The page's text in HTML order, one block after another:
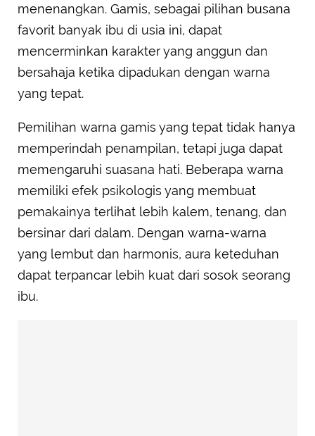
menenangkan. Gamis, sebagai pilihan busana
favorit banyak ibu di usia ini, dapat
mencerminkan karakter yang anggun dan
bersahaja ketika dipadukan dengan warna
yang tepat.
Pemilihan warna gamis yang tepat tidak hanya
memperindah penampilan, tetapi juga dapat
memengaruhi suasana hati. Beberapa warna
memiliki efek psikologis yang membuat
pemakainya terlihat lebih kalem, tenang, dan
bersinar dari dalam. Dengan warna-warna
yang lembut dan harmonis, aura keteduhan
dapat terpancar lebih kuat dari sosok seorang
ibu.